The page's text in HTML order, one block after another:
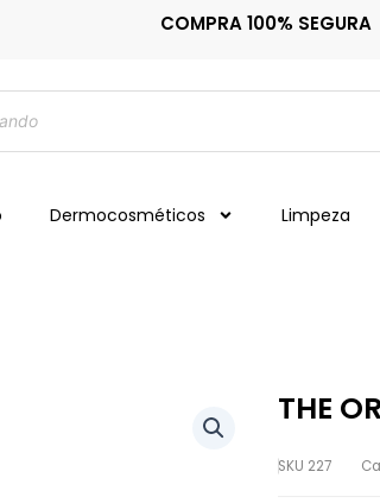
COMPRA 100% SEGURA
Dermocosméticos Limpeza
THE
SKU 227